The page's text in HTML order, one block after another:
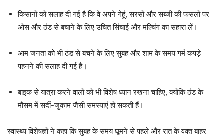
किसानों को सलाह दी गई है कि वे अपने गेहूं, सरसों और सब्जी की फसलों पर
ओस और ठंड से बचाने के लिए उचित सिंचाई और मल्चिंग का सहारा लें।
आम जनता को भी ठंड से बचने के लिए सुबह और शाम के समय गर्म कपड़े
पहनने की सलाह दी गई है।
बाइक से यात्रा करने वालों को भी विशेष ध्यान रखना चाहिए, क्योंकि ठंड के
मौसम में सर्दी-जुकाम जैसी समस्याएं हो सकती हैं।
स्वास्थ्य विशेषज्ञों ने कहा कि सुबह के समय घूमने से पहले और रात के वक्त बाहर